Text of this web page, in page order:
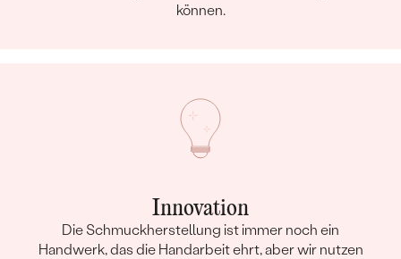
können.
Innovation
Die Schmuckherstellung ist immer noch ein
Handwerk, das die Handarbeit ehrt, aber wir nutzen